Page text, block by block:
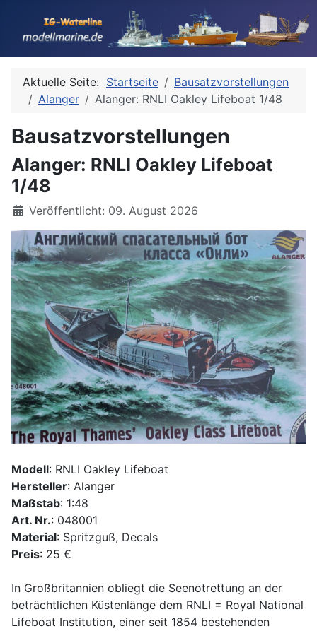
Aktuelle Seite: Startseite
Bausatzvorstellungen
Alanger
Alanger: RNLI Oakley Lifeboat 1/48
Bausatzvorstellungen
Alanger: RNLI Oakley Lifeboat
1/48
Details
Veröffentlicht: 09. August 2026
Modell: RNLI Oakley Lifeboat
Hersteller: Alanger
Maßstab: 1:48
Art. Nr.: 048001
Material: Spritzguß, Decals
Preis: 25 €
In Großbritannien obliegt die Seenotrettung an der
beträchtlichen Küstenlänge dem RNLI = Royal National
Lifeboat Institution, einer seit 1854 bestehenden